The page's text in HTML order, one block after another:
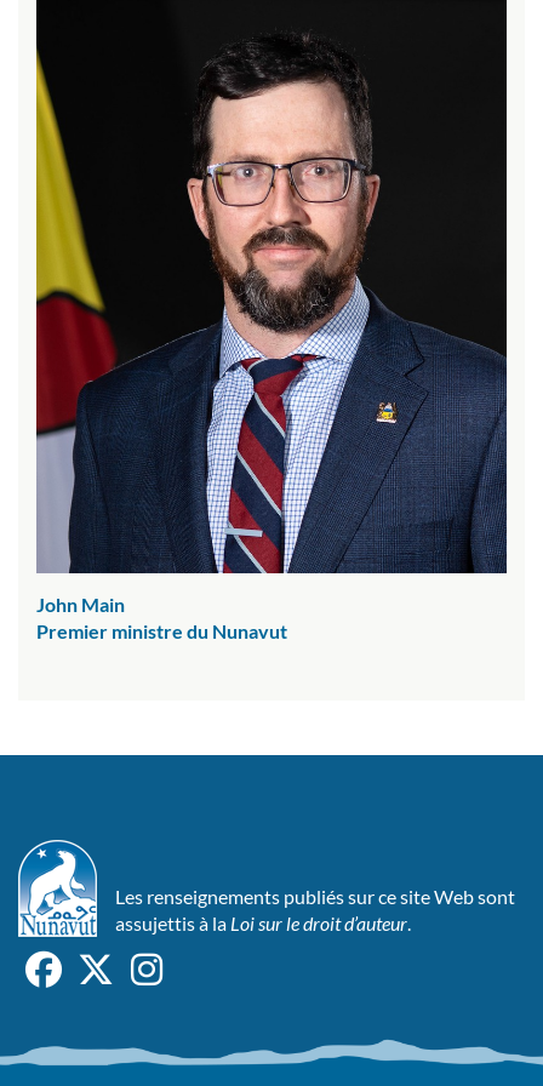
John Main
Premier ministre du Nunavut
Les renseignements publiés sur ce site Web sont
assujettis à la Loi sur le droit d’auteur.